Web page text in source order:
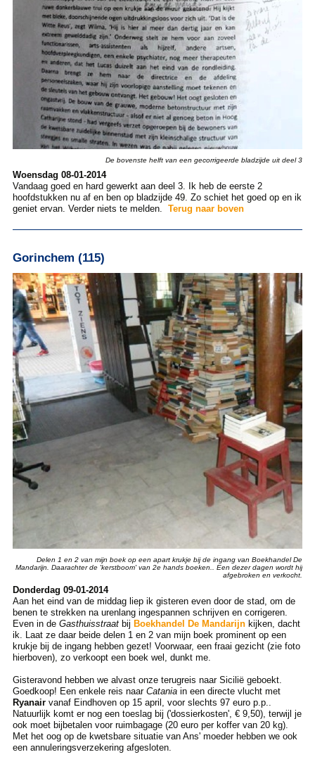
De bovenste helft van een gecorrigeerde bladzijde uit deel 3
Woensdag 08-01-2014
Vandaag goed en hard gewerkt aan deel 3. Ik heb de eerste 2
hoofdstukken nu af en ben op bladzijde 49. Zo schiet het goed op en ik
geniet ervan. Verder niets te melden. Terug naar boven
Gorinchem (115)
Delen 1 en 2 van mijn boek op een apart krukje bij de ingang van Boekhandel De
Mandarijn. Daarachter de 'kerstboom' van 2e hands boeken.. Een dezer dagen wordt hij
afgebroken en verkocht.
Donderdag 09-01-2014
Aan het eind van de middag liep ik gisteren even door de stad, om de
benen te strekken na urenlang ingespannen schrijven en corrigeren.
Even in de Gasthuisstraatbij Boekhandel De Mandarijnkijken, dacht
ik. Laat ze daar beide delen 1 en 2 van mijn boek prominent op een
krukje bij de ingang hebben gezet! Voorwaar, een fraai gezicht (zie foto
hierboven), zo verkoopt een boek wel, dunkt me.
Gisteravond hebben we alvast onze terugreis naar Sicilië geboekt.
Goedkoop! Een enkele reis naar Cataniain een directe vlucht met
Ryanairvanaf Eindhoven op 15 april, voor slechts 97 euro p.p..
Natuurlijk komt er nog een toeslag bij ('dossierkosten', € 9,50), terwijl je
ook moet bijbetalen voor ruimbagage (20 euro per koffer van 20 kg).
Met het oog op de kwetsbare situatie van Ans' moeder hebben we ook
een annuleringsverzekering afgesloten.